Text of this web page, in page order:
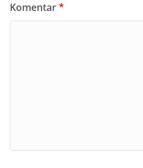
Komentar*